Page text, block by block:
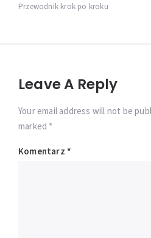
Przewodnik krok po kroku
Leave A Reply
Your email address will not be
marked *
Komentarz *